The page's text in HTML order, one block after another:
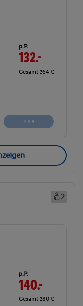
p.P.
132.50
Gesamt 265 €
Buchen
2
p.P.
139.50
Gesamt 279 €